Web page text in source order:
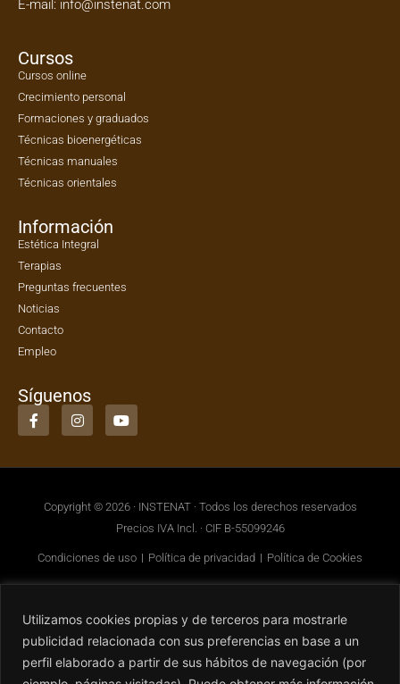
Utilizamos cookies propias y de terceros para mostrarle
publicidad relacionada con sus preferencias en base a un
perfil elaborado a partir de sus hábitos de navegación (por
E-mail: info@instenat.com
Cursos
Cursos online
Crecimiento personal
Formaciones y graduados
Técnicas bioenergéticas
Técnicas manuales
Técnicas orientales
Información
Estética Integral
Terapias
Preguntas frecuentes
Noticias
Contacto
Empleo
Síguenos
Copyright © 2026 · INSTENAT · Todos los derechos reservados
Precios IVA Incl. · CIF B-55099246
Condiciones de uso Política de privacidad Política de Cookies